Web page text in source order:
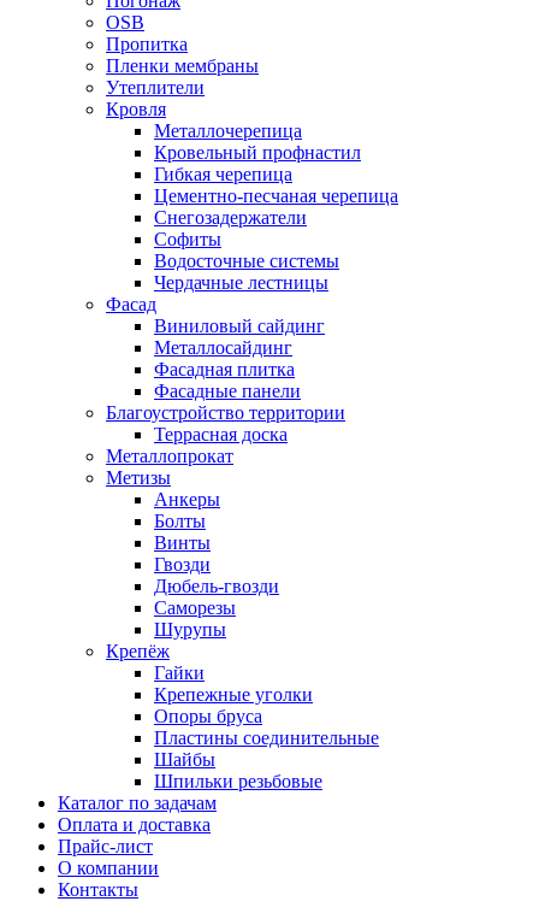
OSB
Пропитка
Пленки мембраны
Утеплители
Кровля
Металлочерепица
Кровельный профнастил
Гибкая черепица
Цементно-песчаная черепица
Снегозадержатели
Софиты
Водосточные системы
Чердачные лестницы
Фасад
Виниловый сайдинг
Металлосайдинг
Фасадная плитка
Фасадные панели
Благоустройство территории
Террасная доска
Металлопрокат
Метизы
Анкеры
Болты
Винты
Гвозди
Дюбель-гвозди
Саморезы
Шурупы
Крепёж
Гайки
Крепежные уголки
Опоры бруса
Пластины соединительные
Шайбы
Шпильки резьбовые
Каталог по задачам
Оплата и доставка
Прайс-лист
О компании
Контакты